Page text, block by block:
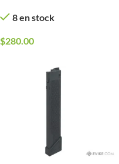
8 en stock
$280.00